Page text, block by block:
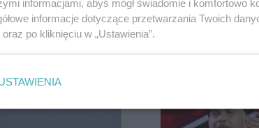
informacjami, abyś mógł świadomie i komfortowo
informacje dotyczące przetwarzania Twoich
oraz po kliknięciu w „Ustawienia”.